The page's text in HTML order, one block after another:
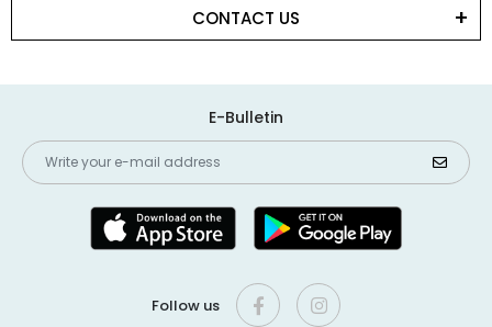
CONTACT US
E-Bulletin
Follow us